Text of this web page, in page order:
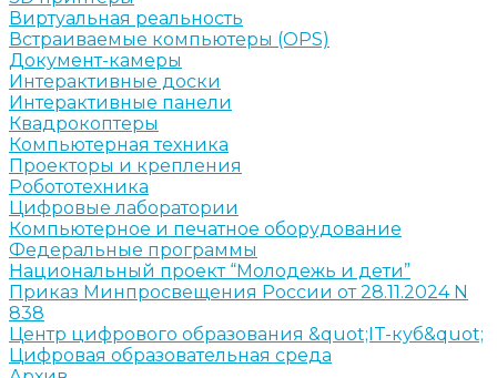
Виртуальная реальность
Встраиваемые компьютеры (OPS)
Документ-камеры
Интерактивные доски
Интерактивные панели
Квадрокоптеры
Компьютерная техника
Проекторы и крепления
Робототехника
Цифровые лаборатории
Компьютерное и печатное оборудование
Федеральные программы
Национальный проект “Молодежь и дети”
Приказ Минпросвещения России от 28.11.2024 N
838
Центр цифрового образования &quot;IT-куб&quot;
Цифровая образовательная среда